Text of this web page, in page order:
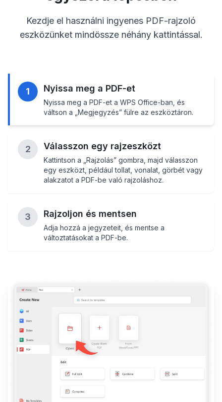
Kezdje el használni ingyenes PDF-rajzoló
eszközünket mindössze néhány kattintással.
1 Nyissa meg a PDF-et
Nyissa meg a PDF-et a WPS Office-ban, és
váltson a „Megjegyzés” fülre az eszköztáron.
2 Válasszon egy rajzeszközt
Kattintson a „Rajzolás” gombra, majd válasszon
egy eszközt, például tollat, vonalat, görbét vagy
alakzatot a PDF-be való rajzoláshoz.
3 Rajzoljon és mentsen
Adja hozzá a jegyzeteit, és mentse a
változtatásokat a PDF-be.